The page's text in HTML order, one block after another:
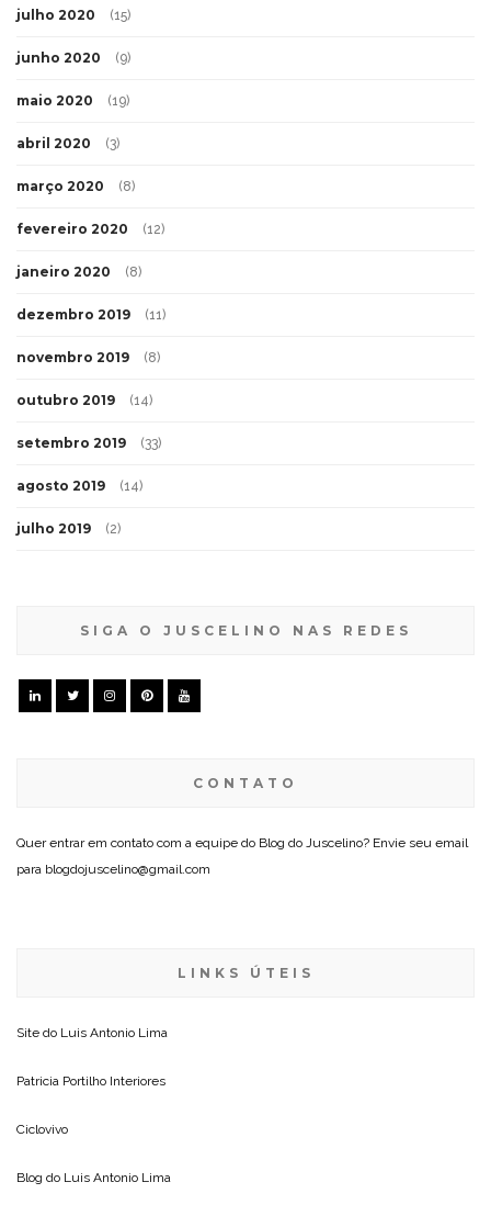
julho 2020 (15)
junho 2020 (9)
maio 2020 (19)
abril 2020 (3)
março 2020 (8)
fevereiro 2020 (12)
janeiro 2020 (8)
dezembro 2019 (11)
novembro 2019 (8)
outubro 2019 (14)
setembro 2019 (33)
agosto 2019 (14)
julho 2019 (2)
SIGA O JUSCELINO NAS REDES
CONTATO
Quer entrar em contato com a equipe do Blog do Juscelino? Envie seu email
para blogdojuscelino@gmail.com
LINKS ÚTEIS
Site do Luis Antonio Lima
Patricia Portilho Interiores
Ciclovivo
Blog do Luis Antonio Lima